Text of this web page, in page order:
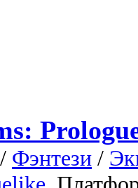
/ Фэнтези /